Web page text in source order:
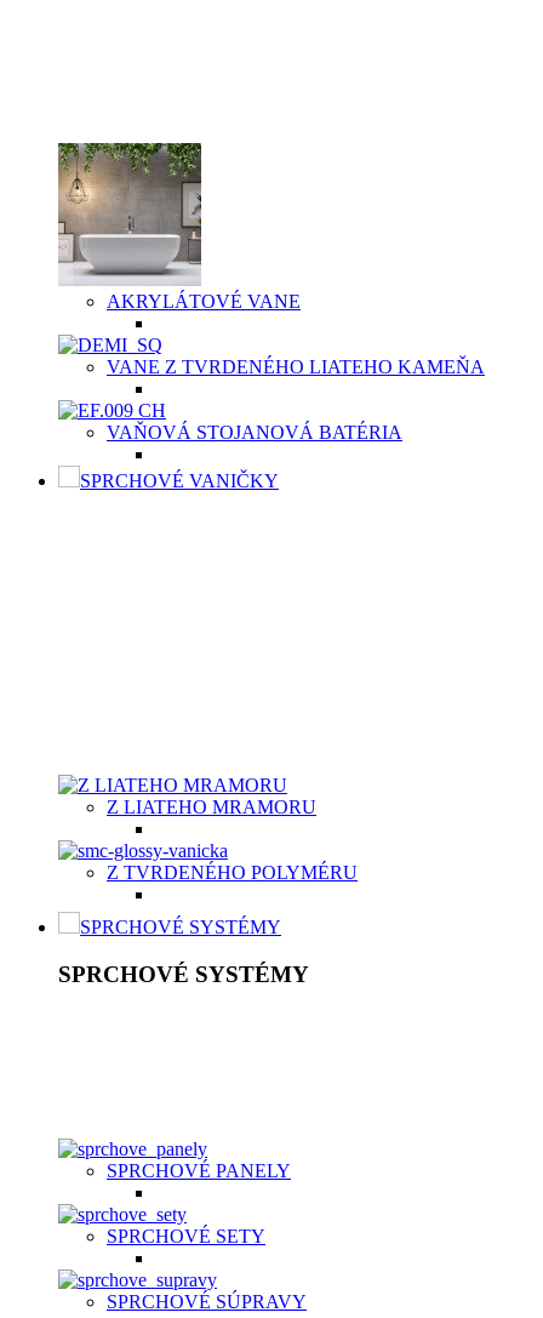
AKRYLÁTOVÉ VANE
VANE Z TVRDENÉHO LIATEHO KAMEŇA
VAŇOVÁ STOJANOVÁ BATÉRIA
SPRCHOVÉ VANIČKY
Z LIATEHO MRAMORU
Z TVRDENÉHO POLYMÉRU
SPRCHOVÉ SYSTÉMY
SPRCHOVÉ SYSTÉMY
SPRCHOVÉ PANELY
SPRCHOVÉ SETY
SPRCHOVÉ SÚPRAVY